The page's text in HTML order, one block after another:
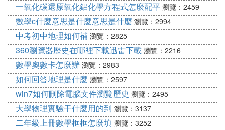
一氧化碳還原氧化鋁化學方程式怎麼配平 瀏覽：2459
數學c什麼意思是什麼意思是什麼 瀏覽：2994
中考初中地理如何補 瀏覽：2825
360瀏覽器歷史在哪裡下載迅雷下載 瀏覽：2216
數學奧數卡怎麼辦 瀏覽：2983
如何回答地理是什麼 瀏覽：2597
win7如何刪除電腦文件瀏覽歷史 瀏覽：2495
大學物理實驗干什麼用的到 瀏覽：3137
二年級上冊數學框框怎麼填 瀏覽：3252